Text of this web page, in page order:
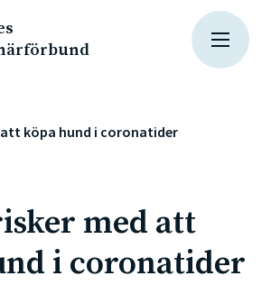
att köpa hund i coronatider
med att
i coronatider